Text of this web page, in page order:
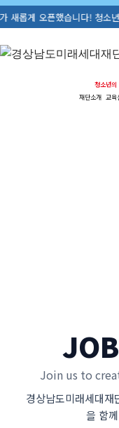
했습니다! 청소년활동·정책
청소년
재단소개 교육
Join us to
경상남도미래세대재
을 함